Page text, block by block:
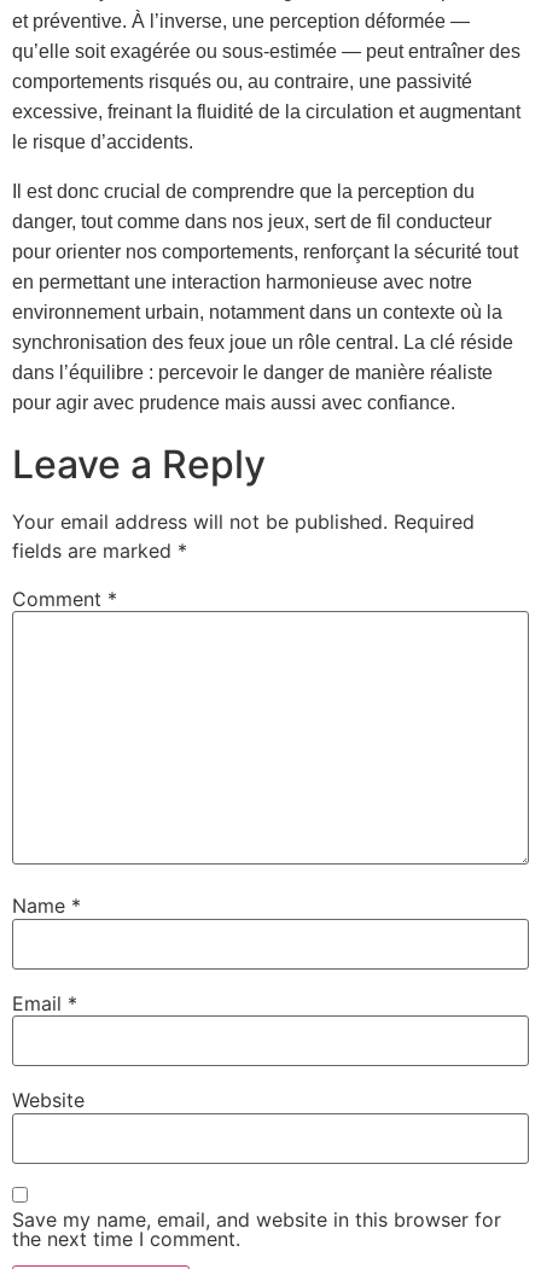
et préventive. À l’inverse, une perception déformée —
qu’elle soit exagérée ou sous-estimée — peut entraîner des
comportements risqués ou, au contraire, une passivité
excessive, freinant la fluidité de la circulation et augmentant
le risque d’accidents.
Il est donc crucial de comprendre que la perception du
danger, tout comme dans nos jeux, sert de fil conducteur
pour orienter nos comportements, renforçant la sécurité tout
en permettant une interaction harmonieuse avec notre
environnement urbain, notamment dans un contexte où la
synchronisation des feux joue un rôle central. La clé réside
dans l’équilibre : percevoir le danger de manière réaliste
pour agir avec prudence mais aussi avec confiance.
Leave a Reply
Your email address will not be published. Required
fields are marked *
Comment *
Name *
Email *
Website
Save my name, email, and website in this browser for
the next time I comment.